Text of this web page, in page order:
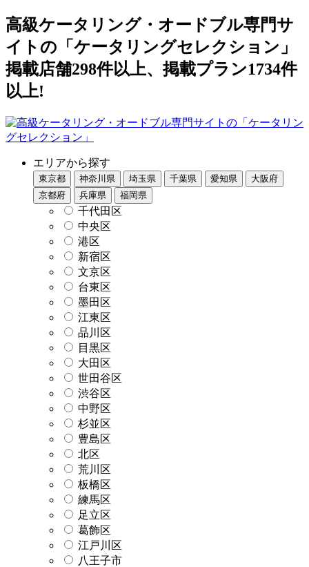
高級ケータリング・オードブル専門サ
イトの「ケータリングセレクション」
掲載店舗298件以上、掲載プラン1734件
以上!
エリアから探す
東京都 神奈川県 埼玉県 千葉県 愛知県
大阪府
京都府
兵庫県 福岡県
千代田区
中央区
港区
新宿区
文京区
台東区
墨田区
江東区
品川区
目黒区
大田区
世田谷区
渋谷区
中野区
杉並区
豊島区
北区
荒川区
板橋区
練馬区
足立区
葛飾区
江戸川区
八王子市